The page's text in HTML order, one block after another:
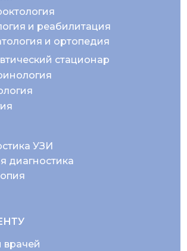
и реабилитация
УЗИ
и ортопедия
стационар
диагностика
врачей